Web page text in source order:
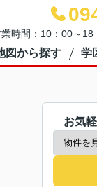
時間：10：00～
図から探す 学
お気